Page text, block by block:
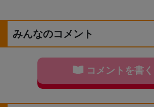
みんなのコメント
コメントを書く